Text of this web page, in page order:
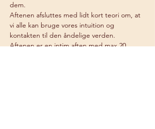
dem.
Aftenen afsluttes med lidt kort teori om, at
vi alle kan bruge vores intuition og
kontakten til den åndelige verden.
Aftenen er en intim aften med max 20